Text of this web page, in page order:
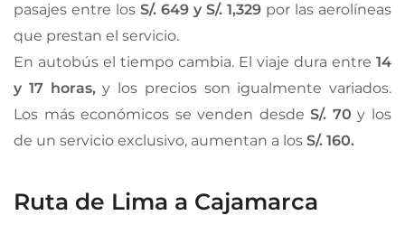
pasajes entre los S/. 649 y S/. 1,329 por las aerolíneas
que prestan el servicio.
En autobús el tiempo cambia. El viaje dura entre 14
y 17 horas,y los precios son igualmente variados.
Los más económicos se venden desde S/. 70 y los
de un servicio exclusivo, aumentan a los S/. 160.
Ruta de Lima a Cajamarca